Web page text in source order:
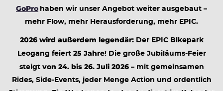
GoPro haben wir unser Angebot weiter ausgebaut –
mehr Flow, mehr Herausforderung, mehr EPIC.
2026 wird außerdem legendär:Der EPIC Bikepark
Leogang feiert 25 Jahre! Die große Jubiläums-Feier
steigt von 24. bis 26. Juli 2026– mit gemeinsamen
Rides, Side-Events, jeder Menge Action und ordentlich